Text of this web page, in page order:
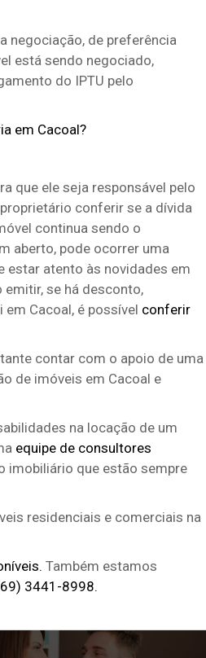
negociação, de preferência
está sendo negociado,
do IPTU pelo
em Cacoal?
que ele seja responsável pelo
conferir se a dívida
continua sendo o
aberto, pode ocorrer uma
estar atento às novidades em
se há desconto,
Cacoal, é possível conferir
contar com o apoio de uma
de imóveis em Cacoal e
na locação de um
equipe de consultores
imobiliário que estão sempre
residenciais e comerciais na
Também estamos
3441-8998.